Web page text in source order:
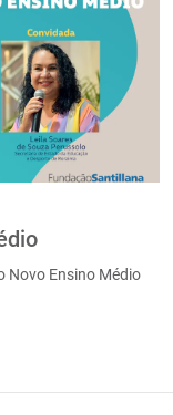
PT
Novo Ensino Médio